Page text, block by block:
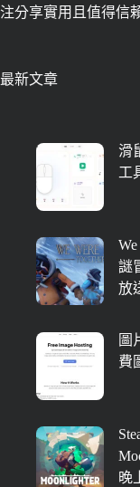
注分享實用且值得信
最新文章
滑
工
謎
放
圖
費
晚